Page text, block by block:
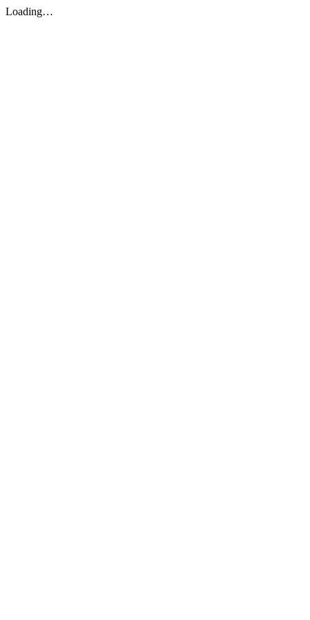
Loading…